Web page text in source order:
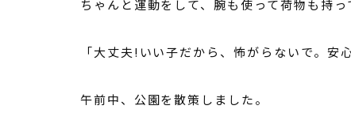
ちゃんと運動をして、腕も使って荷物も持
「大丈夫!いい子だから、怖がらないで。
午前中、公園を散策しました。